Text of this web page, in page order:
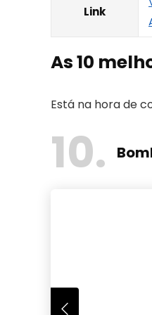
Link
As 10
Está na hora de
10